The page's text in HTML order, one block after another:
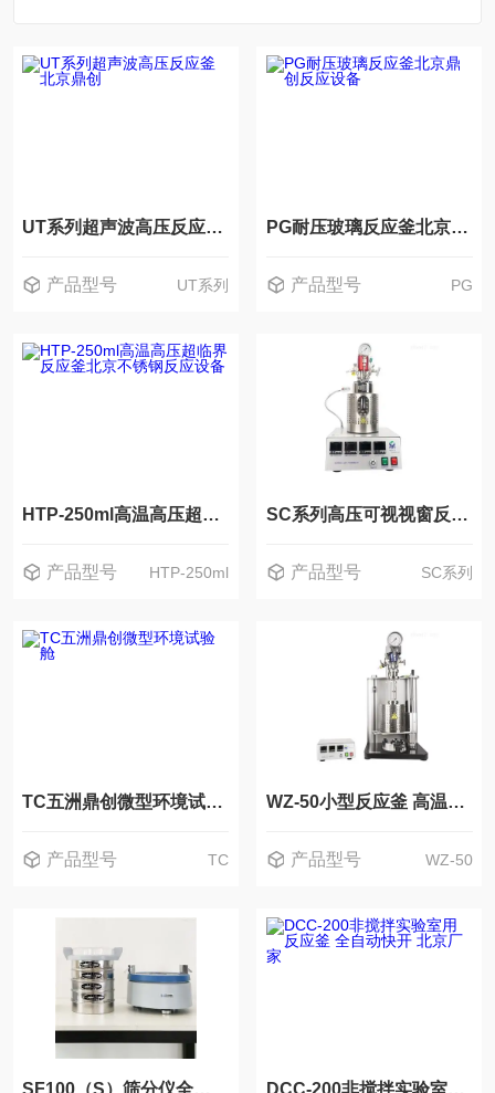
UT系列超声波高压反应釜 北京鼎创
产品型号 UT系列
PG耐压玻璃反应釜北京鼎创反应设备
产品型号 PG
HTP-250ml高温高压超临界反应釜北京不锈钢反应设备
产品型号 HTP-250ml
SC系列高压可视视窗反应釜
产品型号 SC系列
TC五洲鼎创微型环境试验舱
产品型号 TC
WZ-50小型反应釜 高温高压快开式反应器
产品型号 WZ-50